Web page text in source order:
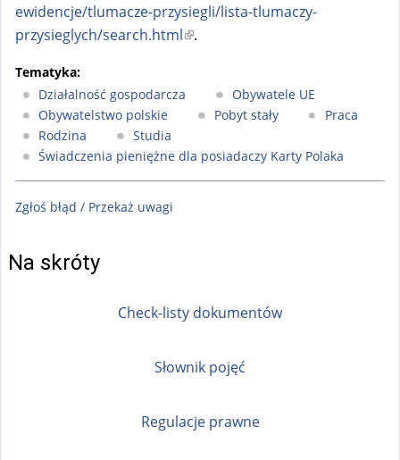
ewidencje/tlumacze-przysiegli/lista-tlumaczy-
przysieglych/search.html(
n
i
n
l
.
Tematyka:
Działalność gospodarcza
Obywatele UE
Obywatelstwo polskie
Pobyt stały
Praca
Rodzina
Studia
Świadczenia pieniężne dla posiadaczy Karty Polaka
Zgłoś błąd / Przekaż uwagi
Na skróty
Check-listy dokumentów
Słownik pojęć
Regulacje prawne